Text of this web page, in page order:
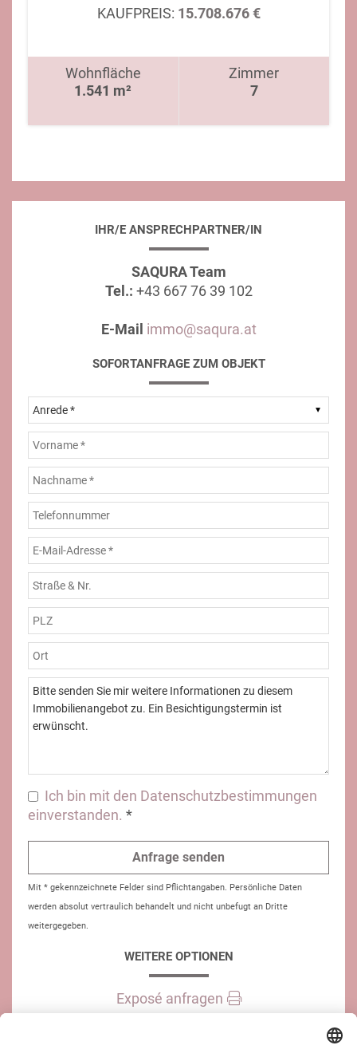
KAUFPREIS: 15.708.676 €
Wohnfläche
1.541 m²
Zimmer
7
IHR/E ANSPRECHPARTNER/IN
SAQURA Team
Tel.: +43 667 76 39 102
E-Mail immo@saqura.at
SOFORTANFRAGE ZUM OBJEKT
Ich bin mit den Datenschutzbestimmungen
einverstanden. *
Mit * gekennzeichnete Felder sind Pflichtangaben. Persönliche Daten
werden absolut vertraulich behandelt und nicht unbefugt an Dritte
weitergegeben.
WEITERE OPTIONEN
Exposé anfragen